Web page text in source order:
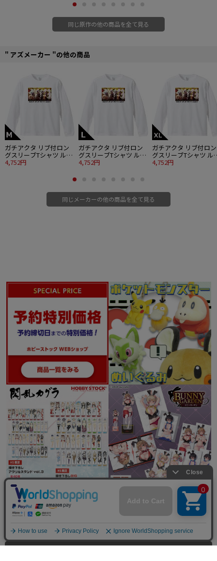
同じ原作の他の商品を全て見る
" アズメーカー "の他の商品
ガチアクタ リブ付ロン
グスリーブTシャツ ルド
＆エンジン＆ザンカ＆リ
4,752円
ガチアクタ リブ付ロン
グスリーブTシャツ ルド
＆エンジン＆ザンカ＆リ
4,752円
ガチアクタ リブ付ロン
グスリーブTシャツ ル
＆エンジン＆ザンカ＆
4,752円
同じメーカーの他の商品を全て見る